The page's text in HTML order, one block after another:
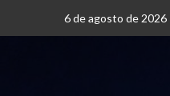
6 de agosto de 2026